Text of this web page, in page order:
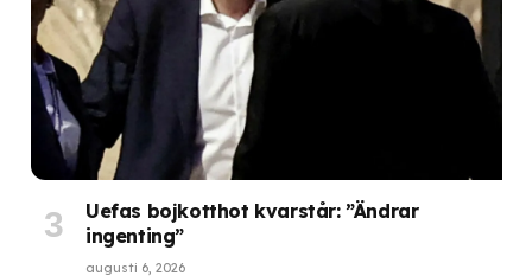
Uefas bojkotthot kvarstår: ”Ändrar
ingenting”
augusti 6, 2026